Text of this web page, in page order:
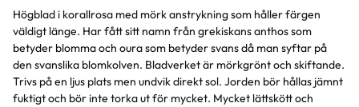
Högblad i korallrosa med mörk anstrykning som håller färgen
väldigt länge. Har fått sitt namn från grekiskans anthos som
betyder blomma och oura som betyder svans då man syftar på
den svanslika blomkolven. Bladverket är mörkgrönt och skiftande.
Trivs på en ljus plats men undvik direkt sol. Jorden bör hållas jämnt
fuktigt och bör inte torka ut för mycket. Mycket lättskött och